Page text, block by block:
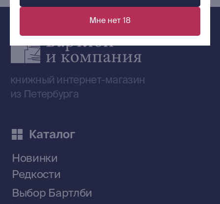
Мне нет 18
Приобрести книги на Ozon
Сообщество ВКонтакте
Наши книги на «Авито»